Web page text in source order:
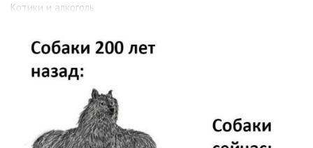
Котики и алкоголь